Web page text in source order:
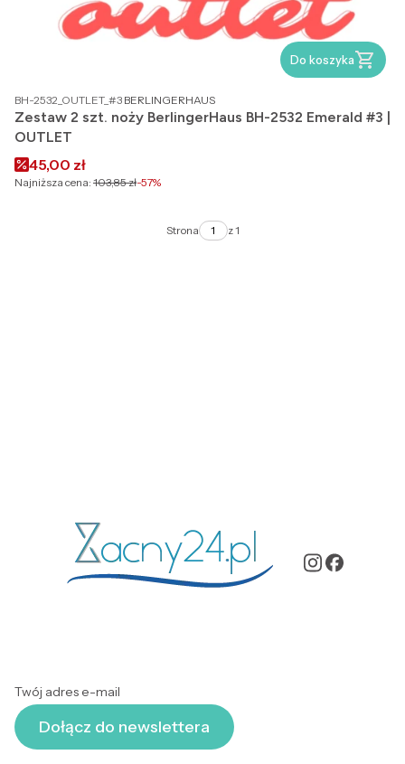
Do koszyka
BH-2532_OUTLET_#3 PRODUCENT
BERLINGERHAUS
Zestaw 2 szt. noży BerlingerHaus BH-2532 Emerald #3 |
OUTLET
Cena promocyjna
45,00 zł
Najniższa cena: 103,85 zł-57%
Strona z 1
Twój adres e-mail
Dołącz do newslettera